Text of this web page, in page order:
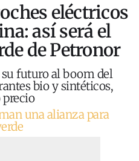
eléctricos
así será el
de Petronor
futuro al boom del
bio y sintéticos,
precio
una alianza para